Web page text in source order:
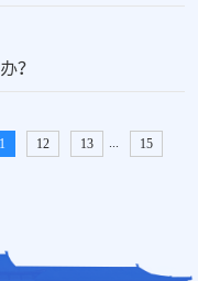
？
12 13 15